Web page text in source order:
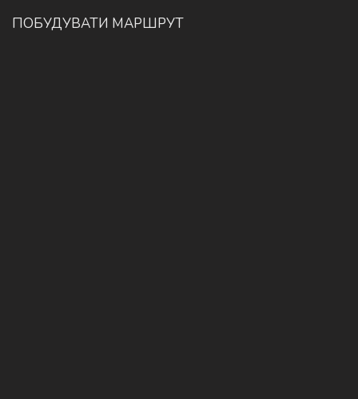
ПОБУДУВАТИ МАРШРУТ